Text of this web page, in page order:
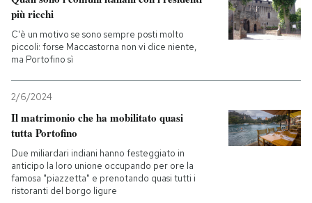
più ricchi
C'è un motivo se sono sempre posti molto
piccoli: forse Maccastorna non vi dice niente,
ma Portofino sì
2/6/2024
Il matrimonio che ha mobilitato quasi
tutta Portofino
Due miliardari indiani hanno festeggiato in
anticipo la loro unione occupando per ore la
famosa "piazzetta" e prenotando quasi tutti i
ristoranti del borgo ligure